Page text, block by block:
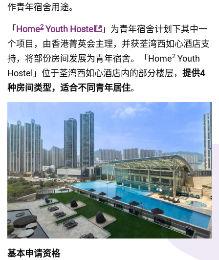
作青年宿舍用途。
「Home2 Youth Hostel 」为青年宿舍计划下其中一
个项目，由香港菁英会主理，并获荃湾西如心酒店支
持，将部份房间发展为青年宿舍。「Home2 Youth
Hostel」位于荃湾西如心酒店内的部分楼层， 提供4
种房间类型，适合不同青年居住。
基本申请资格